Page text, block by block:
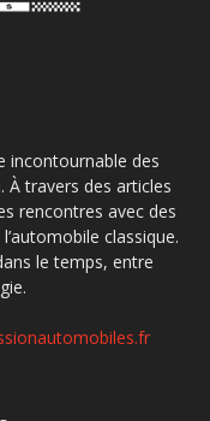
incontournable des
À travers des articles
rencontres avec des
classique.
le temps, entre